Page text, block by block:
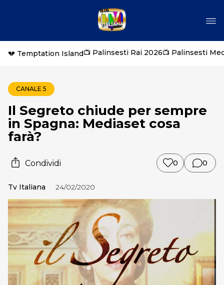
💔 Temptation Island📺 Palinsesti Rai 2026📺 Palinsesti
CANALE 5
Il Segreto chiude per sempre
in Spagna: Mediaset cosa
farà?
Condividi 0 0
Tv Italiana 24/02/2020